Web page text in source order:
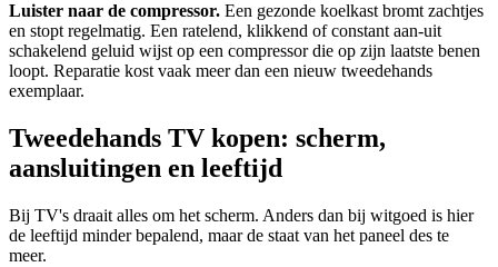
Luister naar de compressor. Een gezonde koelkast bromt zachtjes
en stopt regelmatig. Een ratelend, klikkend of constant aan-uit
schakelend geluid wijst op een compressor die op zijn laatste benen
loopt. Reparatie kost vaak meer dan een nieuw tweedehands
exemplaar.
Tweedehands TV kopen: scherm,
aansluitingen en leeftijd
Bij TV's draait alles om het scherm. Anders dan bij witgoed is hier
de leeftijd minder bepalend, maar de staat van het paneel des te
meer.